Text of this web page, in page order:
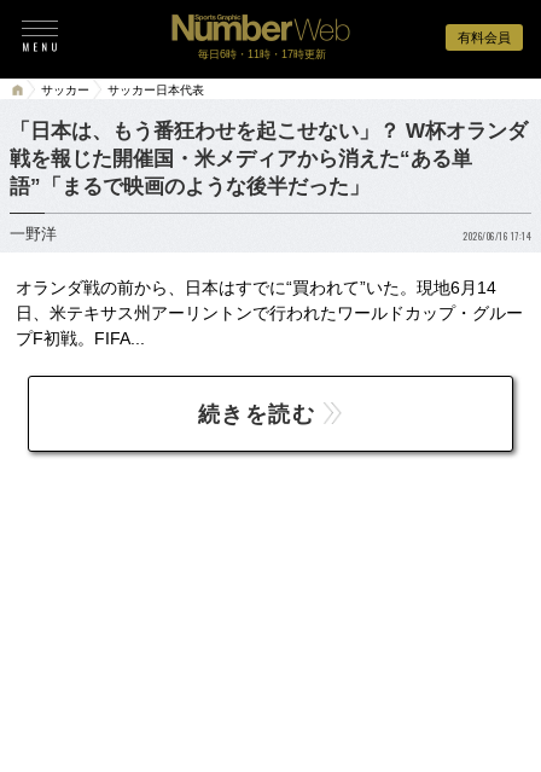
有料会員
毎日6時・11時・17時更新
サッカー サッカー日本代表
「日本は、もう番狂わせを起こせない」？ W杯オランダ
戦を報じた開催国・米メディアから消えた“ある単
語”「まるで映画のような後半だった」
一野洋 2026/06/16 17:14
オランダ戦の前から、日本はすでに“買われて”いた。現地6月14
日、米テキサス州アーリントンで行われたワールドカップ・グルー
プF初戦。FIFA...
続きを読む